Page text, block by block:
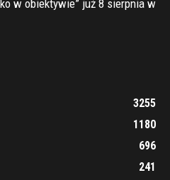
w obiektywie” już 8 sierpnia w
3255
1180
696
241